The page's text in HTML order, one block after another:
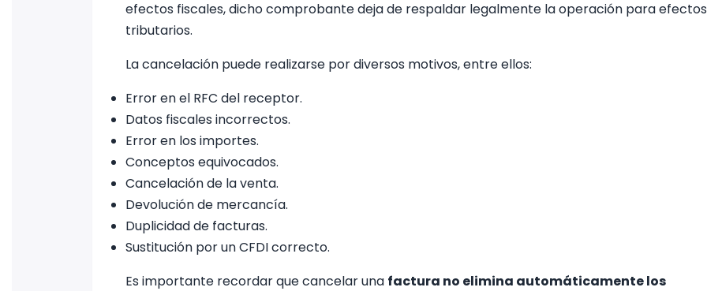
efectos fiscales, dicho comprobante deja de respaldar legalmente la operación para efectos
tributarios.
La cancelación puede realizarse por diversos motivos, entre ellos:
Error en el RFC del receptor.
Datos fiscales incorrectos.
Error en los importes.
Conceptos equivocados.
Cancelación de la venta.
Devolución de mercancía.
Duplicidad de facturas.
Sustitución por un CFDI correcto.
Es importante recordar que cancelar una factura no elimina automáticamente los